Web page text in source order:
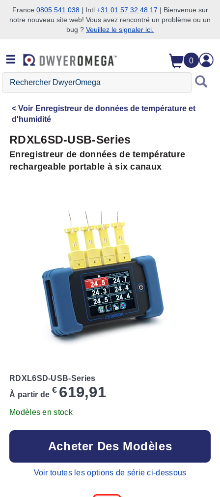
Passer à la recherche
Passer au contenu principal
Passer à la navigation
France 0805 541 038| Intl +31 01 57 32 48 17 | Bienvenue sur
notre nouveau site web! Vous avez rencontré un problème ou un
bug ? Veuillez le signaler ici.
0
Rechercher
DwyerOmega
Voir Enregistreur de données de température et
d'humidité
RDXL6SD-USB-Series
Enregistreur de données de température
rechargeable portable à six canaux
RDXL6SD-USB-Series
À partir de € 619,91
Modèles en stock
Acheter Des Modèles
Voir toutes les options de série ci-dessous